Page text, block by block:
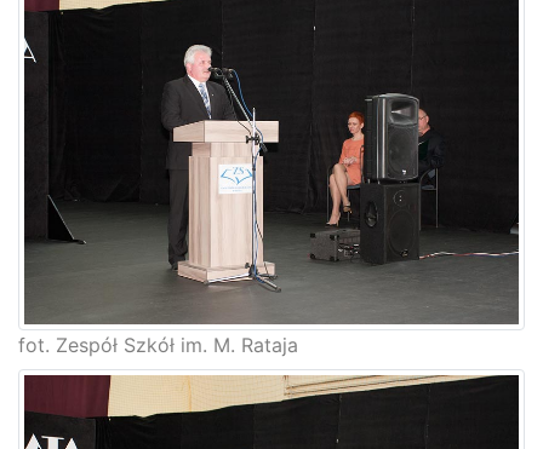
fot. Zespół Szkół im. M. Rataja